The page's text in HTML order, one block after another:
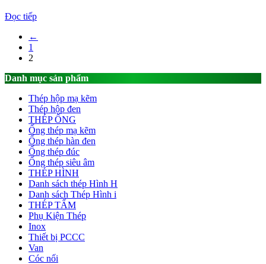
Đọc tiếp
←
1
2
Danh mục sản phẩm
Thép hộp mạ kẽm
Thép hộp đen
THÉP ỐNG
Ống thép mạ kẽm
Ống thép hàn đen
Ống thép đúc
Ống thép siêu âm
THÉP HÌNH
Danh sách thép Hình H
Danh sách Thép Hình i
THÉP TẤM
Phụ Kiện Thép
Inox
Thiết bị PCCC
Van
Cóc nối